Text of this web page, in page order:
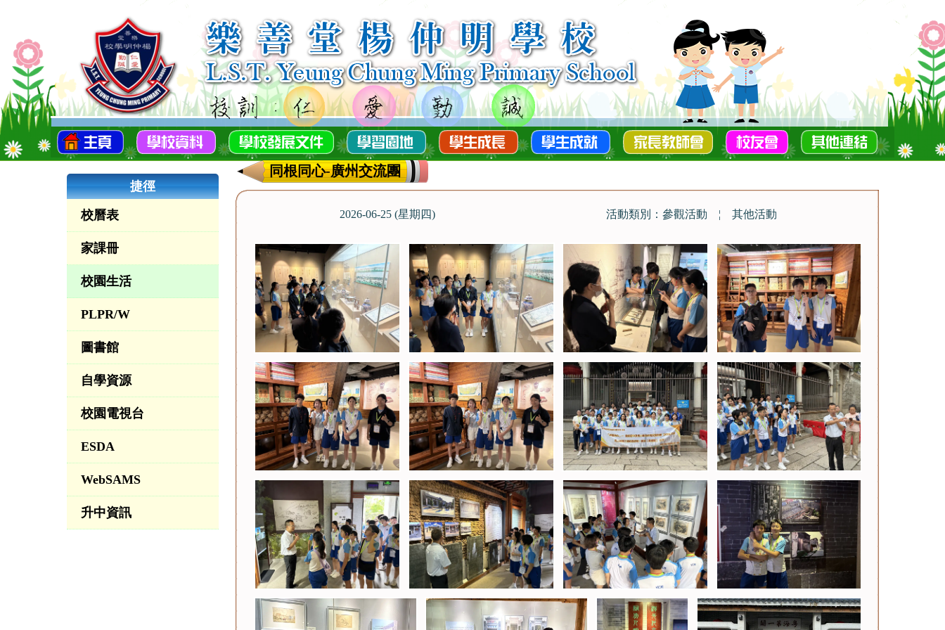
捷徑
校曆表
家課冊
校園生活
PLPR/W
圖書館
自學資源
校園電視台
ESDA
WebSAMS
升中資訊
同根同心-廣州交流團
2026-06-25 (星期四) 活動類別：參觀活動 ¦ 其他活動